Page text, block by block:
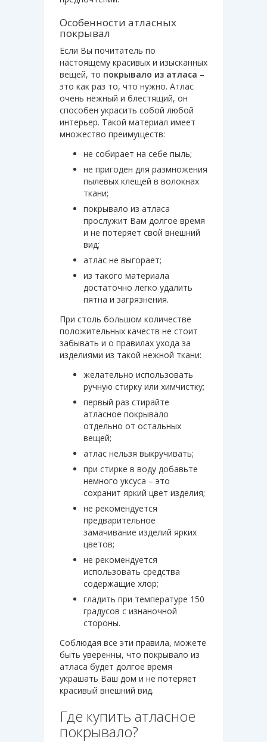
Особенности атласных
покрывал
Если Вы почитатель по
настоящему красивых и изысканных
вещей, то покрывало из атласа –
это как раз то, что нужно. Атлас
очень нежный и блестящий, он
способен украсить собой любой
интерьер. Такой материал имеет
множество преимуществ:
не собирает на себе пыль;
не пригоден для размножения
пылевых клещей в волокнах
ткани;
покрывало из атласа
прослужит Вам долгое время
и не потеряет свой внешний
вид;
атлас не выгорает;
из такого материала
достаточно легко удалить
пятна и загрязнения.
При столь большом количестве
положительных качеств не стоит
забывать и о правилах ухода за
изделиями из такой нежной ткани:
желательно использовать
ручную стирку или химчистку;
первый раз стирайте
атласное покрывало
отдельно от остальных
вещей;
атлас нельзя выкручивать;
при стирке в воду добавьте
немного уксуса – это
сохранит яркий цвет изделия;
не рекомендуется
предварительное
замачивание изделий ярких
цветов;
не рекомендуется
использовать средства
содержащие хлор;
гладить при температуре 150
градусов с изнаночной
стороны.
Соблюдая все эти правила, можете
быть уверенны, что покрывало из
атласа будет долгое время
украшать Ваш дом и не потеряет
красивый внешний вид.
Где купить атласное
покрывало?